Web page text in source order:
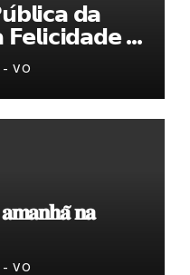
𝗱𝗮
𝗲
- VO
𝐚𝐦𝐚𝐧𝐡𝐚̃ 𝐧𝐚
- VO